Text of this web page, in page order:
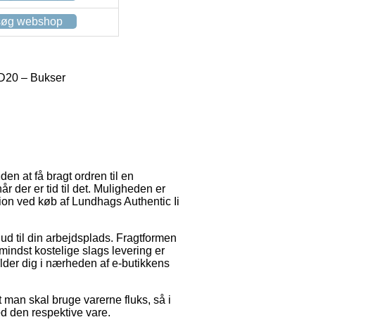
webshop
– Bukser
at få bragt ordren til en
der er tid til det. Muligheden er
ved køb af Lundhags Authentic Ii
til din arbejdsplads. Fragtformen
kostelige slags levering er
dig i nærheden af e-butikkens
skal bruge varerne fluks, så i
den respektive vare.